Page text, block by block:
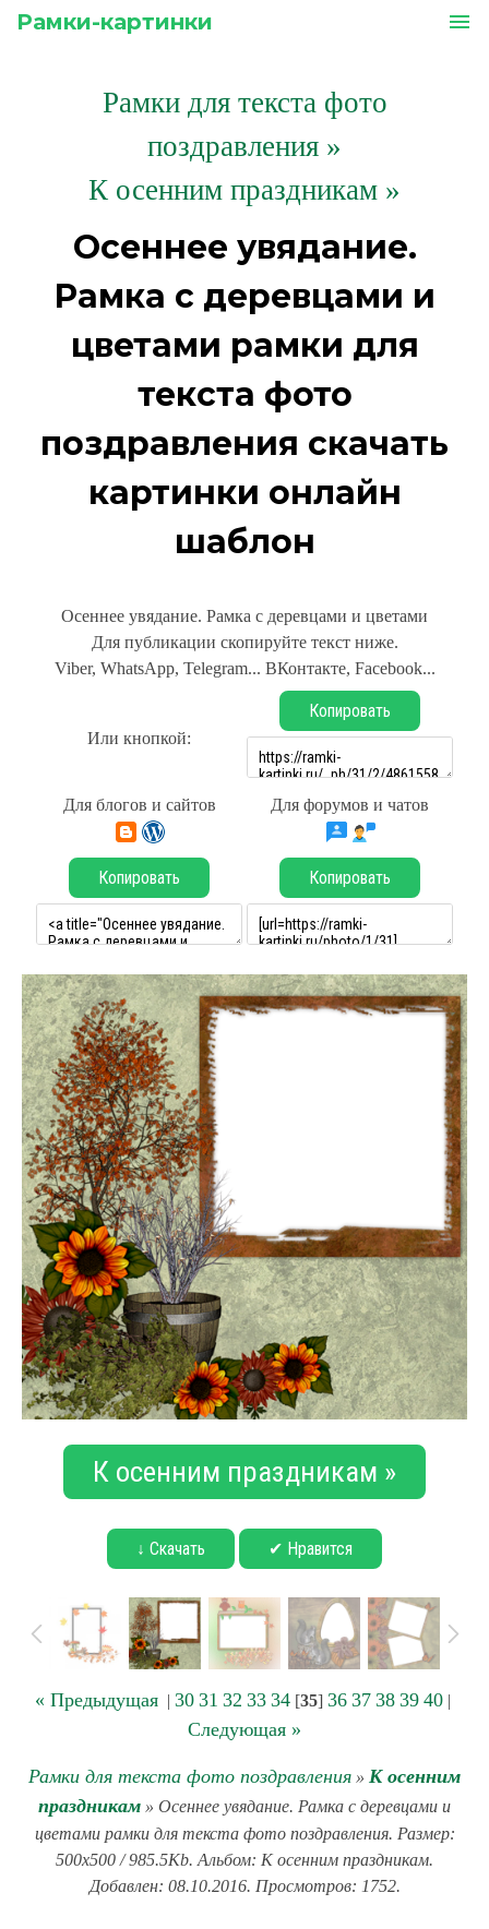
Рамки-картинки menu
Рамки для текста фото
поздравления »
К осенним праздникам »
Осеннее увядание.
Рамка с деревцами и
цветами рамки для
текста фото
поздравления скачать
картинки онлайн
шаблон
Осеннее увядание. Рамка с деревцами и цветами
Для публикации скопируйте текст ниже.
Viber, WhatsApp, Telegram... ВКонтакте, Facebook...
Или кнопкой:
Копировать
Для блогов и сайтов Для форумов и чатов
Копировать Копировать
К осенним праздникам »
↓ Скачать ✔ Нравится
« Предыдущая| 30 31 32 33 34[35] 36 37 38 39 40|
Следующая »
Рамки для текста фото поздравления » К осенним
праздникам » Осеннее увядание. Рамка с деревцами и
цветами рамки для текста фото поздравления. Размер:
500x500 / 985.5Kb. Альбом: К осенним праздникам.
Добавлен: 08.10.2016. Просмотров: 1752.